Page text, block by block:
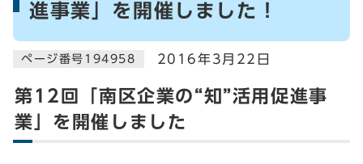
進事業」を開催しました！
ページ番号194958 2016年3月22日
第12回「南区企業の“知”活用促進事
業」を開催しました